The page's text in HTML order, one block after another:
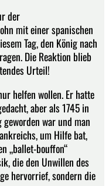
der
mit einer spanischen
Tag, den König nach
Die Reaktion blieb
Urteil!
helfen wollen. Er hatte
aber als 1745 in
war und man
um Hilfe bat,
„ballet-bouffon“
die den Unwillen des
hervorrief, sondern die